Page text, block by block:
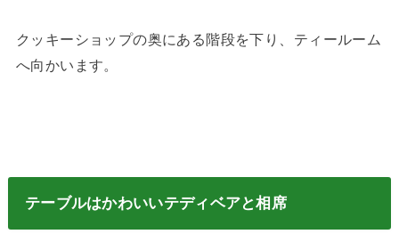
クッキーショップの奥にある階段を下り、ティールーム
へ向かいます。
テーブルはかわいいテディベアと相席